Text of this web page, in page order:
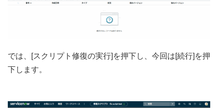
では、[スクリプト修復の実行]を押下し、今回は[続行]を押
下します。